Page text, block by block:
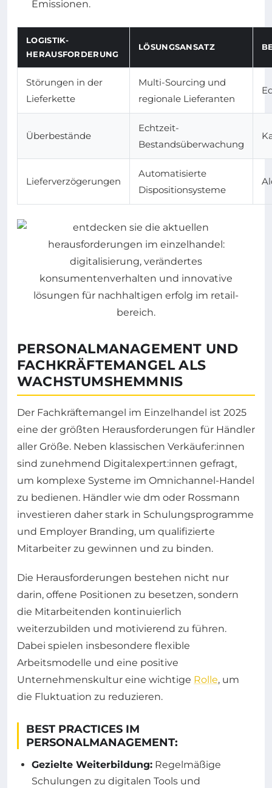
Emissionen.
LOGISTIK-
HERAUSFORDERUNG
LÖSUNGSANSATZ
Störungen in der
Lieferkette
Multi-Sourcing und
regionale Lieferanten
Überbestände
Echtzeit-
Bestandsüberwachung
Lieferverzögerungen
Automatisierte
Dispositionsysteme
PERSONALMANAGEMENT UND
FACHKRÄFTEMANGEL ALS
WACHSTUMSHEMMNIS
Der Fachkräftemangel im Einzelhandel ist 2025
eine der größten Herausforderungen für Händler
aller Größe. Neben klassischen Verkäufer:innen
sind zunehmend Digitalexpert:innen gefragt,
um komplexe Systeme im Omnichannel-Handel
zu bedienen. Händler wie dm oder Rossmann
investieren daher stark in Schulungsprogramme
und Employer Branding, um qualifizierte
Mitarbeiter zu gewinnen und zu binden.
Die Herausforderungen bestehen nicht nur
darin, offene Positionen zu besetzen, sondern
die Mitarbeitenden kontinuierlich
weiterzubilden und motivierend zu führen.
Dabei spielen insbesondere flexible
Arbeitsmodelle und eine positive
Unternehmenskultur eine wichtige Rolle, um
die Fluktuation zu reduzieren.
BEST PRACTICES IM
PERSONALMANAGEMENT:
Gezielte Weiterbildung: Regelmäßige
Schulungen zu digitalen Tools und